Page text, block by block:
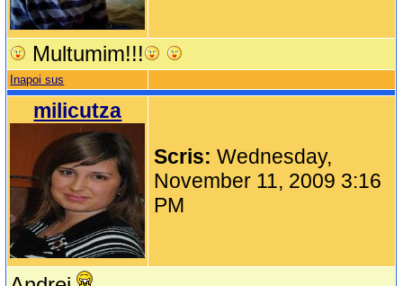
Multumim!!!
Inapoi sus
milicutza
Scris:Wednesday,
November 11, 2009 3:16
PM